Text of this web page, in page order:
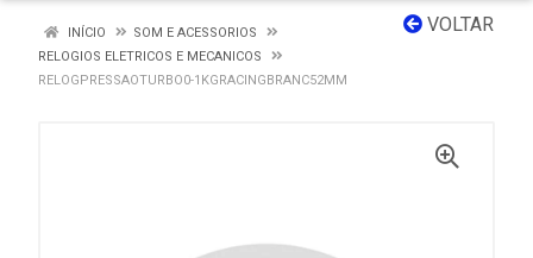
VOLTAR
INÍCIO
SOM E ACESSORIOS
RELOGIOS ELETRICOS E MECANICOS
RELOGPRESSAOTURBO0-1KGRACINGBRANC52MM